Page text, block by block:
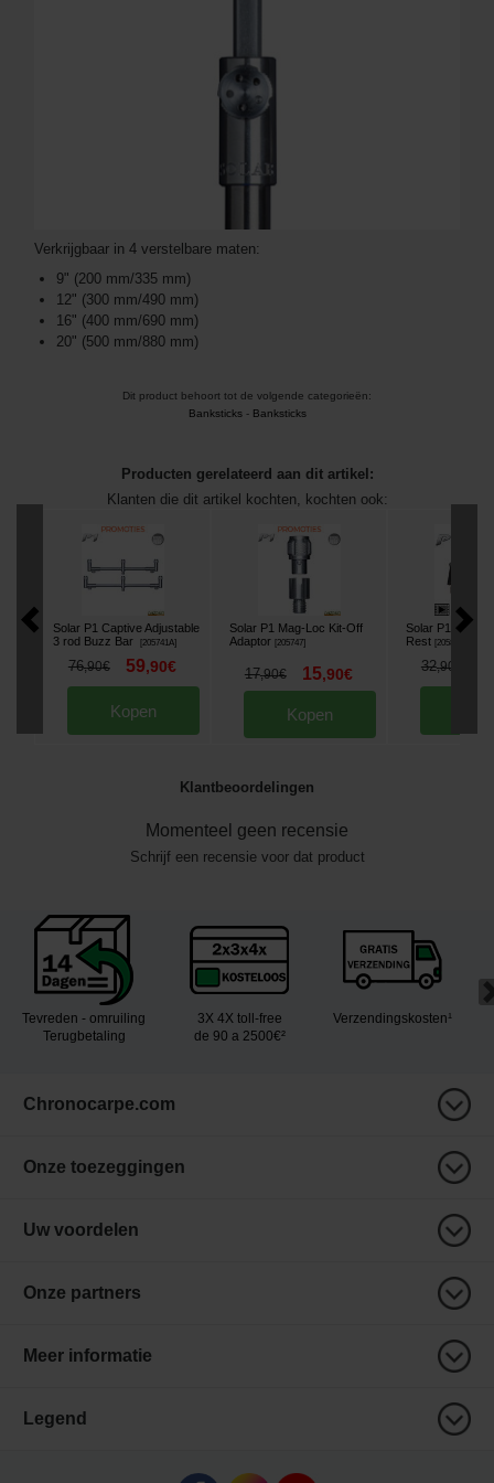
Verkrijgbaar in 4 verstelbare maten:
9" (200 mm/335 mm)
12" (300 mm/490 mm)
16" (400 mm/690 mm)
20" (500 mm/880 mm)
Dit product behoort tot de volgende categorieën:
Banksticks- Banksticks
Producten gerelateerd aan dit artikel:
Klanten die dit artikel kochten, kochten ook:
Solar P1 Captive Adjustable
3 rod Buzz Bar
[205741A]
76,90€ 59,90€
Kopen
Solar P1 Mag-Loc Kit-Off
Adaptor [205747]
17,90€ 15,90€
Kopen
Solar P1
Rest [205860A
32,90
Klantbeoordelingen
Momenteel geen recensie
Schrijf een recensie voor dat product
Tevreden - omruiling
Terugbetaling
3X 4X toll-free
de 90 a 2500€²
Verzendingskosten¹
Chronocarpe.com
Onze toezeggingen
Uw voordelen
Onze partners
Meer informatie
Legend